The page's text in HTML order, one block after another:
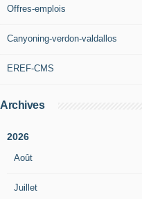
Offres-emplois
Canyoning-verdon-valdallos
EREF-CMS
Archives
2026
Août
Juillet